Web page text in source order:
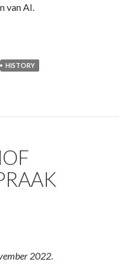
van AI.
wantrouwen en
HISTORY
2022.